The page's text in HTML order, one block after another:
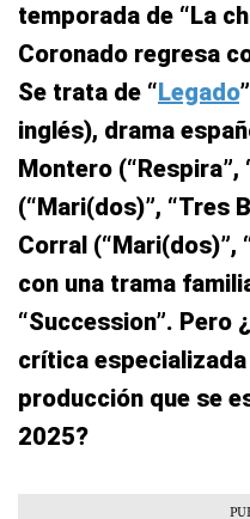
temporada de “La
Coronado regresa
Se trata de “Legado
inglés), drama
Montero (“Respira”,
(“Mari(dos)”, “Tres
Corral (“Mari(dos)”,
con una trama
“Succession”. Pero
crítica
producción que se
2025?